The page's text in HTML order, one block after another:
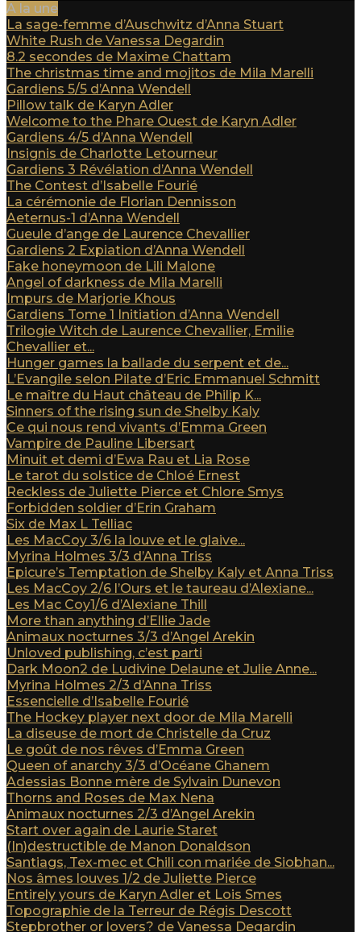
A la une
La sage-femme d’Auschwitz d’Anna Stuart
White Rush de Vanessa Degardin
8.2 secondes de Maxime Chattam
The christmas time and mojitos de Mila Marelli
Gardiens 5/5 d’Anna Wendell
Pillow talk de Karyn Adler
Welcome to the Phare Ouest de Karyn Adler
Gardiens 4/5 d’Anna Wendell
Insignis de Charlotte Letourneur
Gardiens 3 Révélation d’Anna Wendell
The Contest d’Isabelle Fourié
La cérémonie de Florian Dennisson
Aeternus-1 d’Anna Wendell
Gueule d’ange de Laurence Chevallier
Gardiens 2 Expiation d’Anna Wendell
Fake honeymoon de Lili Malone
Angel of darkness de Mila Marelli
Impurs de Marjorie Khous
Gardiens Tome 1 Initiation d’Anna Wendell
Trilogie Witch de Laurence Chevallier, Emilie
Chevallier et...
Hunger games la ballade du serpent et de...
L’Evangile selon Pilate d’Eric Emmanuel Schmitt
Le maître du Haut château de Philip K...
Sinners of the rising sun de Shelby Kaly
Ce qui nous rend vivants d’Emma Green
Vampire de Pauline Libersart
Minuit et demi d’Ewa Rau et Lia Rose
Le tarot du solstice de Chloé Ernest
Reckless de Juliette Pierce et Chlore Smys
Forbidden soldier d’Erin Graham
Six de Max L Telliac
Les MacCoy 3/6 la louve et le glaive...
Myrina Holmes 3/3 d’Anna Triss
Epicure’s Temptation de Shelby Kaly et Anna Triss
Les MacCoy 2/6 l’Ours et le taureau d’Alexiane...
Les Mac Coy1/6 d’Alexiane Thill
More than anything d’Ellie Jade
Animaux nocturnes 3/3 d’Angel Arekin
Unloved publishing, c’est parti
Dark Moon2 de Ludivine Delaune et Julie Anne...
Myrina Holmes 2/3 d’Anna Triss
Essencielle d’Isabelle Fourié
The Hockey player next door de Mila Marelli
La diseuse de mort de Christelle da Cruz
Le goût de nos rêves d’Emma Green
Queen of anarchy 3/3 d’Océane Ghanem
Adessias Bonne mère de Sylvain Dunevon
Thorns and Roses de Max Nena
Animaux nocturnes 2/3 d’Angel Arekin
Start over again de Laurie Staret
(In)destructible de Manon Donaldson
Santiags, Tex-mec et Chili con mariée de Siobhan...
Nos âmes louves 1/2 de Juliette Pierce
Entirely yours de Karyn Adler et Lois Smes
Topographie de la Terreur de Régis Descott
Stepbrother or lovers? de Vanessa Degardin